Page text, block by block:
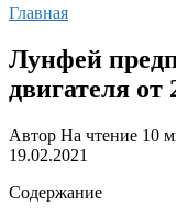
Главная
Лунфей
двигателя
Автор На чтение 10
19.02.2021
Содержание